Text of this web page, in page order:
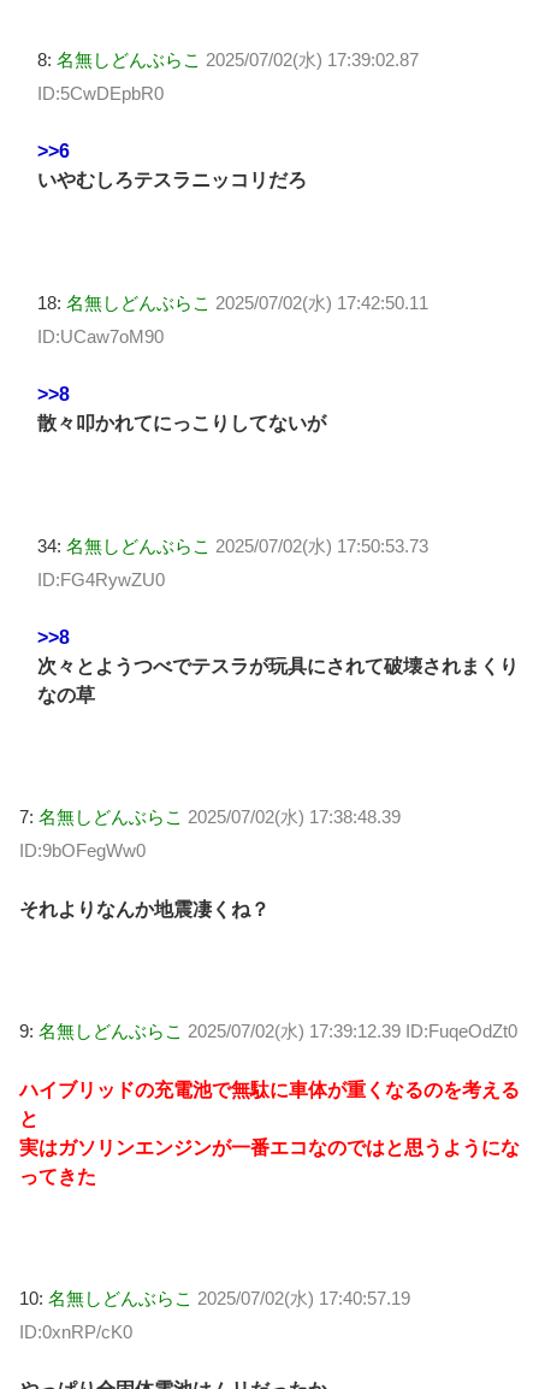
8: 名無しどんぶらこ 2025/07/02(水) 17:39:02.87
ID:5CwDEpbR0
>>6
いやむしろテスラニッコリだろ
18: 名無しどんぶらこ 2025/07/02(水) 17:42:50.11
ID:UCaw7oM90
>>8
散々叩かれてにっこりしてないが
34: 名無しどんぶらこ 2025/07/02(水) 17:50:53.73
ID:FG4RywZU0
>>8
次々とようつべでテスラが玩具にされて破壊されまくり
なの草
7: 名無しどんぶらこ 2025/07/02(水) 17:38:48.39
ID:9bOFegWw0
それよりなんか地震凄くね？
9: 名無しどんぶらこ 2025/07/02(水) 17:39:12.39 ID:FuqeOdZt0
ハイブリッドの充電池で無駄に車体が重くなるのを考える
と
実はガソリンエンジンが一番エコなのではと思うようにな
ってきた
10: 名無しどんぶらこ 2025/07/02(水) 17:40:57.19
ID:0xnRP/cK0